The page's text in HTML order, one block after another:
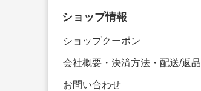
ショップ情報
ショップクーポン
会社概要・決済方法・配送/返品
お問い合わせ